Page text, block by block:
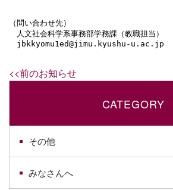
（問い合わせ先）
人文社会科学系事務部学務課（教職担当）
jbkkyomu1ed@jimu.kyushu-u.ac.jp
<<前のお知らせ
CATEGORY
その他
みなさんへ